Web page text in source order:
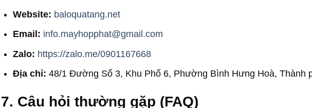
Website: baloquatang.net
Email: info.mayhopphat@gmail.com
Zalo: https://zalo.me/0901167668
Địa chỉ: 48/1 Đường Số 3, Khu Phố 6, Phường Bình Hưng Hoà, Thành
7. Câu hỏi thường gặp (FAQ)